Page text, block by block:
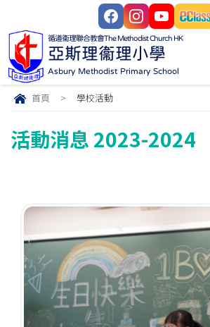
循道衞理聯合教會The Methodist Church HK
亞斯理衞理小學
Asbury Methodist Primary School
首頁 > 學校活動
活動消息 2023-2024